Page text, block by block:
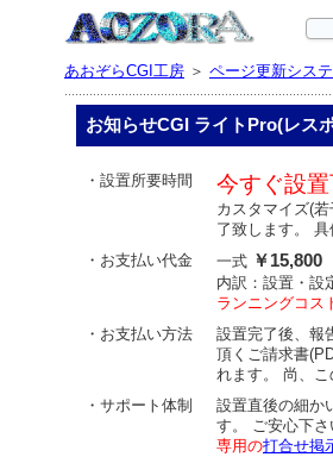
あおぞらCGI工房 ＞ ページ更新シス
お知らせCGI ライトPro(レス
・設置所要時間 今すぐ設
カスタマイズ(
了致します。
・お支払い代金
一式 ￥15,800
内訳：設置・設
ランニングコス
・お支払い方法
設置完了後、報
頂くご請求書
れます。 尚、
・サポート体制
設置直後の細か
す。 ご安心下さ
専用の打合せ掲